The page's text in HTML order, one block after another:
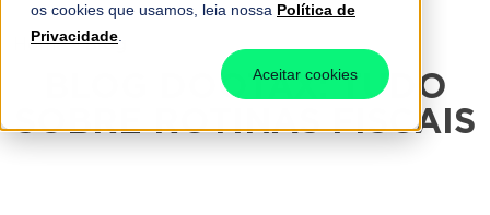
os cookies que usamos, leia nossa Política de
Privacidade
Aceitar cookies
Home-Blog
BLOG DOOTAX: TUDO
SOBRE ROTINAS FISCAIS